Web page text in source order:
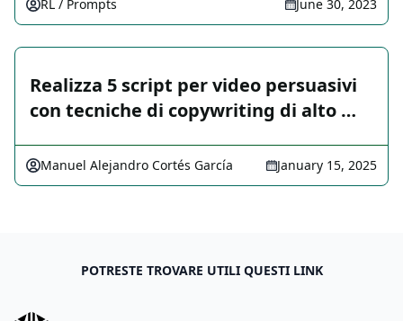
RL / Prompts June 30, 2023
Realizza 5 script per video persuasivi
con tecniche di copywriting di alto …
Manuel Alejandro Cortés García January 15, 2025
POTRESTE TROVARE UTILI QUESTI LINK